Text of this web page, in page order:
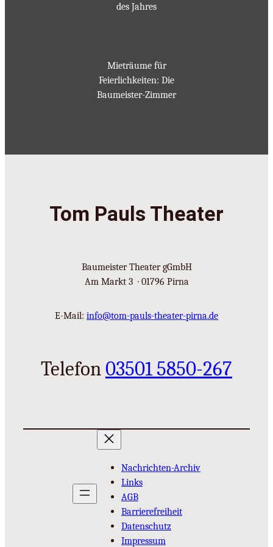
des Jahres
Mieträume für
Feierlichkeiten: Die
Baumeister-Zimmer
Tom Pauls Theater
Baumeister Theater gGmbH
Am Markt 3 · 01796 Pirna
E-Mail: info@tom-pauls-theater-pirna.de
Telefon03501 5850-267
Nachrichten-Archiv
Links
AGB
Barrierefreiheit
Datenschutz
Impressum